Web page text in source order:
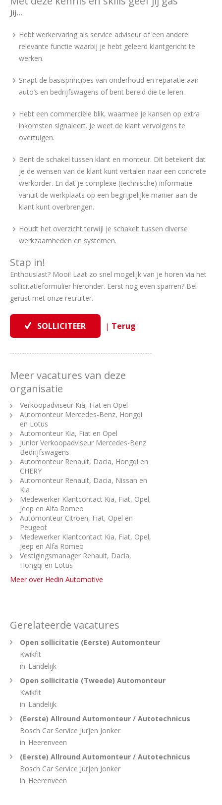
Jij...
Hebt werkervaring als service adviseur of een andere
relevante functie waarbij je hebt geleerd klantgericht te
werken.
Snapt de basisprincipes van onderhoud en reparatie aan
auto’s en bedrijfswagens of bent bereid die te leren.
Hebt een commerciële blik, waarmee je kansen op extra
inkomsten signaleert. Je weet de klant vervolgens te
overtuigen.
Bent de schakel tussen klant en monteur. Dit betekent dat
je de wensen van de klant kunt vertalen naar een concrete
werkorder. En dat je complexe (technische) informatie
vanuit de werkplaats op een begrijpelijke manier aan de
klant kunt overbrengen.
Houdt het overzicht terwijl je schakelt tussen diverse
werkzaamheden en systemen.
Stap in!
Enthousiast? Mooi! Laat zo snel mogelijk van je horen via het
sollicitatieformulier hieronder. Eerst nog even sparren? Bel
gerust met onze recruiter.
|
Meer vacatures van deze
organisatie
Verkoopadviseur Kia, Fiat en Opel
Automonteur Mercedes-Benz, Hongqi
en Lotus
Automonteur Kia, Fiat en Opel
Junior Verkoopadviseur Mercedes-Benz
Bedrijfswagens
Automonteur Renault, Dacia, Hongqi en
CHERY
Automonteur Renault, Dacia, Nissan en
Kia
Medewerker Klantcontact Kia, Fiat, Opel,
Jeep en Alfa Romeo
Automonteur Citroën, Fiat, Opel en
Peugeot
Medewerker Klantcontact Kia, Fiat, Opel,
Jeep en Alfa Romeo
Vestigingsmanager Renault, Dacia,
Hongqi en Lotus
Meer over Hedin Automotive
Gerelateerde vacatures
Open sollicitatie (Eerste) Automonteur
Kwikfit
in Landelijk
Open sollicitatie (Tweede) Automonteur
Kwikfit
in Landelijk
(Eerste) Allround Automonteur / Autotechnicus
Bosch Car Service Jurjen Jonker
in Heerenveen
(Eerste) Allround Automonteur / Autotechnicus
Bosch Car Service Jurjen Jonker
in Heerenveen